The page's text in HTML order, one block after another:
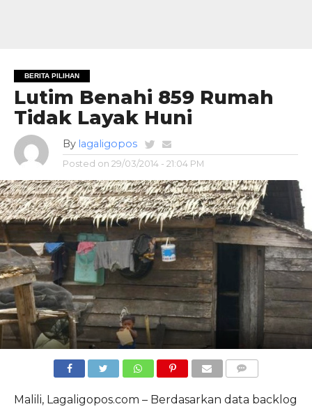
BERITA PILIHAN
Lutim Benahi 859 Rumah
Tidak Layak Huni
By lagaligopos
Posted on 29/03/2014 - 21:04 PM
Malili, Lagaligopos.com – Berdasarkan data backlog